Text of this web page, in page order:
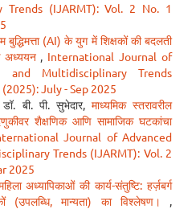
Trends (IJARMT): Vol. 2 No. 1
बुद्धिमत्ता (AI) के युग में शिक्षकों की बदलती
अध्ययन , International Journal of
and Multidisciplinary Trends
July - Sep 2025
बी. पी. सुभेदार, माध्यमिक स्तरावरील
शैक्षणिक आणि सामाजिक घटकांचा
Journal of Advanced
Trends (IJARMT): Vol. 2
2025
अध्यापिकाओं की कार्य-संतुष्टि: हर्ज़बर्ग
(उपलब्धि, मान्यता) का विश्लेषण। ,